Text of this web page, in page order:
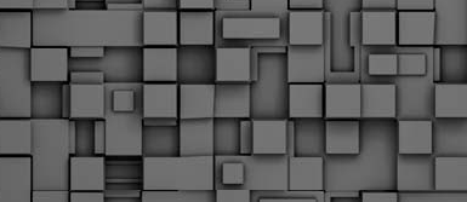
Το ΣτΕ απέρριψε οριστικά την προσφυγή της ΑΔΕΔΥ και
εκπαιδευτικού για την επαναφορά των δώρων
Πάσχα και θερινής άδειας (13ος και 14ος μισθός) στους
εργαζόμενους του δημόσιου τομέα, κλείνοντας μια μακρά
διαμάχη δεκαετιών που αφορούσε τις μνημονιακές
Γνωστοποίηση έκδοσης οριστικών
Παροχή οδηγιών.